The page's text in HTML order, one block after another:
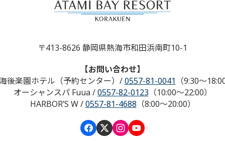
〒413-8626 静岡県熱海市和田浜南町10-1
【お問い合わせ】
後楽園ホテル（予約センター） / 0557-81-0041 （9:30～
オーシャンスパ Fuua/ 0557-82-0123（10:00～22:00）
HARBOR’S W/ 0557-81-4688 （8:00～20:00）